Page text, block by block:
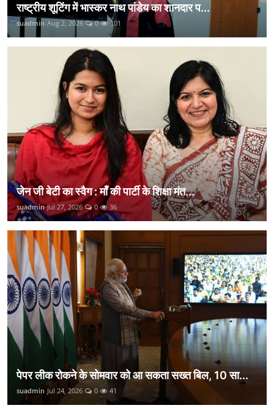
राष्ट्रीय शूटिंग में भास्कर नाथ पांडेय का शानदार प...
suadmin Aug 2, 2026 0 101
जेन जी बेटी का स्वैग : माँ की पार्टी के शिक्षा मंत...
suadmin Jul 27, 2026 0 36
पेपर लीक रोकने के सोमवार को आ सकता सख्त बिल, 10 सा...
suadmin Jul 24, 2026 0 41